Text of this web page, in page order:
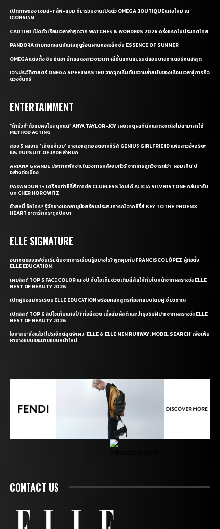
เปิดภาพของ เจมส์-กลัฟ-แบม ที่มาร่วมงานเปิดตัว OMEGA BOUTIQUE แห่งใหม่ ณ
ICONSIAM
CARTIER เปิดตัวเรือนเวลาล่าสุดจาก WATCHES & WONDERS 2026 ครั้งแรกในประเทศไทย
PANDORA ถ่ายทอดเสน่ห์แห่งฤดูร้อนผ่านคอลเล็กชั่น ESSENCE OF SUMMER
OMEGA แต่งตั้ง ชิน มินอา นักแสดงสาวชาวเกาหลีขึ้นแท่นแบรนด์แอมบาสซาเดอร์คนล่าสุด
เจาะประวัติศาสตร์ OMEGA SPEEDMASTER จากจุดเริ่มต้นความล้ำสมัยของเรือนเวลาสู่ภารกิจ
ดวงจันทร์
ENTERTAINMENT
“ถ้ามัวทำตัวแย่คงไม่สนุกแน่” ANYA TAYLOR-JOY เผยเหตุผลที่นักแสดงหญิงไม่สามารถใช้
METHOD ACTING
ส่อง 5 ผลงาน ‘เถียนซีเวย’ นางเอกสุดฮอตจากซีรี่ส์ GENIUS GIRLFRIEND แฟนสาวอัจฉริยะ
และ PURSUIT OF JADE ล่าหยก
ARIANA GRANDE ประกาศพักงานในวงการหลังจบทัวร์ จากการถูกวิจารณ์ว่า ‘ผอมเกินไป’
อย่างต่อเนื่อง
PARAMOUNT+ เตรียมทำซีรี่ส์ภาคต่อ CLUELESS โดยได้ ALICIA SILVERSTONE กลับมารับ
บท CHER HOROWITZ
อ้ายหมี่ คือใคร? รู้จักนางเอกอายุน้อยร้อยประสบการณ์ จากซีรี่ส์ KEY TO THE PHOENIX
HEART ชะตารักกระดูกปักษา
ELLE SIGNATURE
อนาคตของแฟชั่นเริ่มต้นจากการเรียนรู้อย่างไร? พูดคุยกับ FRANCISCO LÓPEZ ผู้ก่อตั้ง
ELLE EDUCATION
เผยลิสต์ TOP 5 FACE COLOR แห่งปี กับไอเท็มช่วยเติมสีสันให้กับใบหน้าจากผลรางวัล ELLE
BEST OF BEAUTY 2026
เปิดคู่มือสมัครเรียน ELLE EDUCATION พร้อมหลักสูตรที่ออกแบบโดยผู้เชี่ยวชาญ
เปิดลิสต์ TOP 6 ลิปไอเท็มแห่งปี ที่ทั้งสีสวย เนื้อสัมผัสดี และบำรุงริมฝีปากจากผลรางวัล ELLE
BEST OF BEAUTY 2026
โอกาสมาถึงแล้ว! โปรเจ็กต์สุดพิเศษ ‘ELLE & ELLE MEN RUNWAY: MODEL SEARCH’ เพื่อเฟ้น
หานางแบบและนายแบบหน้าใหม่
CONTACT US